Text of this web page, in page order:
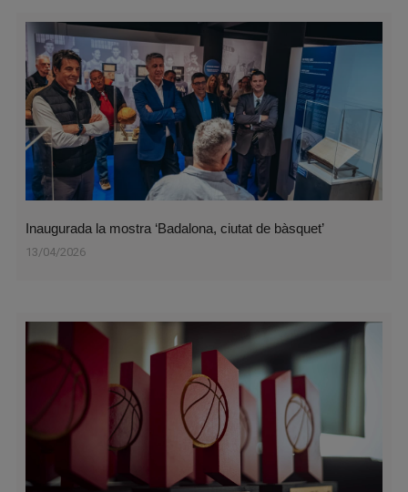
Inaugurada la mostra ‘Badalona, ciutat de bàsquet’
13/04/2026